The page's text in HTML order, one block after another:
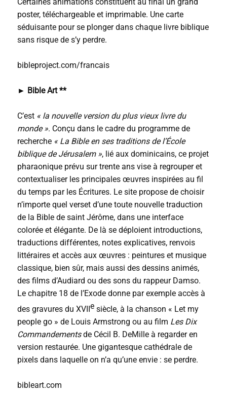
poster, téléchargeable et imprimable. Une carte
séduisante pour se plonger dans chaque livre biblique
sans risque de s’y perdre.
bibleproject.com/francais
► Bible Art **
C’est « la nouvelle version du plus vieux livre du
monde ». Conçu dans le cadre du programme de
recherche « La Bible en ses traditions de l’École
biblique de Jérusalem », lié aux dominicains, ce projet
pharaonique prévu sur trente ans vise à regrouper et
contextualiser les principales œuvres inspirées au fil
du temps par les Écritures. Le site propose de choisir
n’importe quel verset d’une toute nouvelle traduction
de la Bible de saint Jérôme, dans une interface
colorée et élégante. De là se déploient introductions,
traductions différentes, notes explicatives, renvois
littéraires et accès aux œuvres : peintures et musique
classique, bien sûr, mais aussi des dessins animés,
des films d’Audiard ou des sons du rappeur Damso.
Le chapitre 18 de l’Exode donne par exemple accès à
des gravures du XVIIesiècle, à la chanson « Let my
people go » de Louis Armstrong ou au film Les Dix
Commandementsde Cécil B. DeMille à regarder en
version restaurée. Une gigantesque cathédrale de
pixels dans laquelle on n’a qu’une envie : se perdre.
bibleart.com